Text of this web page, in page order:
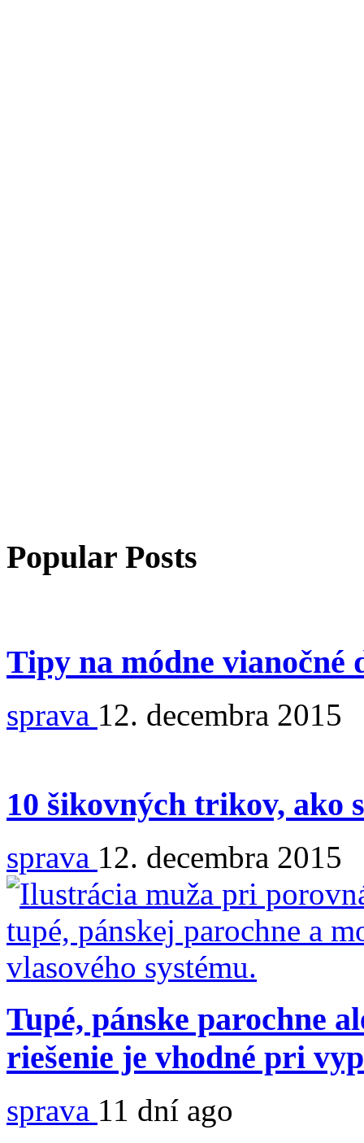
Popular Posts
Tipy na módne vianočné
sprava 12. decembra 2015
10 šikovných trikov, ako
sprava 12. decembra 2015
Tupé, pánske parochne
riešenie je vhodné pri
sprava 11 dní ago